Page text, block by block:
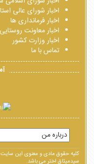
اخبار شورای عالی
اخبار فرمانداری ها
اخبار معاونت
اخبار وزارت کشور
تماس با ما
کلیه حقوق مادی و معنوی این
سیدمیثاق اختر می باشد.